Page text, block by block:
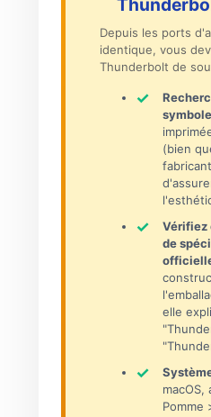
Depuis les ports
identique, vous
Thunderbolt de
symbole
(bien
Vérifiez
de
elle
macOS,
Pomme